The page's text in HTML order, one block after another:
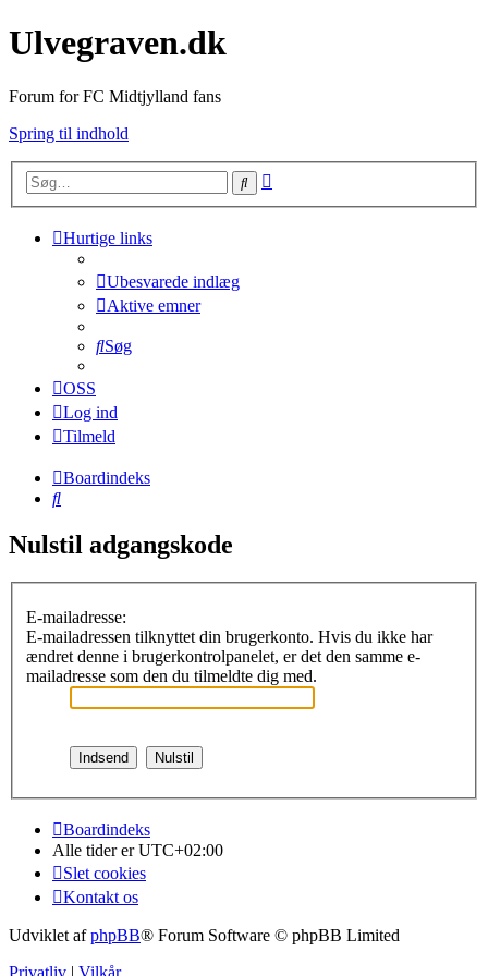
Ulvegraven.dk
Forum for FC Midtjylland fans
Spring til indhold
Søg
Hurtige links
Ubesvarede indlæg
Aktive emner
Søg
OSS
Log ind
Tilmeld
Boardindeks
Søg
Nulstil adgangskode
E-mailadresse:
E-mailadressen tilknyttet din brugerkonto. Hvis du ikke har
ændret denne i brugerkontrolpanelet, er det den samme e-
mailadresse som den du tilmeldte dig med.
Boardindeks
Alle tider erUTC+02:00
Slet cookies
Kontakt os
Udviklet afphpBB® Forum Software © phpBB Limited
Privatliv | Vilkår